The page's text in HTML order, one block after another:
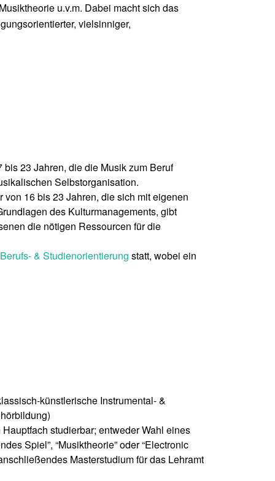
u.v.m. Dabei macht sich das
vielsinniger,
23 Jahren, die die Musik zum Beruf
Selbstorganisation.
16 bis 23 Jahren, die sich mit eigenen
des Kulturmanagements, gibt
die nötigen Ressourcen für die
Berufs- & Studienorientierung statt, wobei ein
künstlerische Instrumental- &
studierbar; entweder Wahl eines
Spiel”, “Musiktheorie” oder “Electronic
Masterstudium für das Lehramt